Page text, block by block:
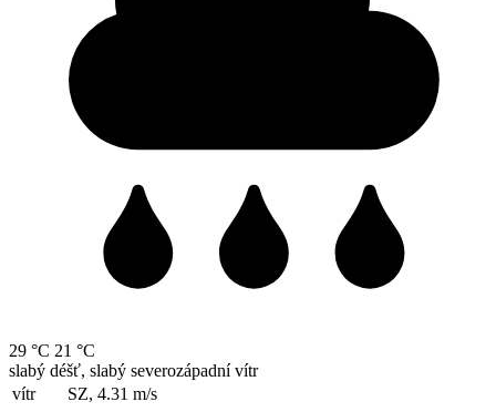
29 °C 21 °C
slabý déšť, slabý severozápadní vítr
vítr
SZ, 4.31 m/s